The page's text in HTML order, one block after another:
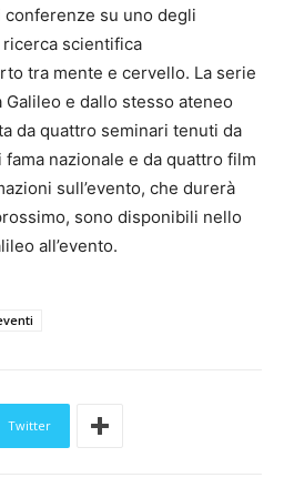
su uno degli
scientifica
tra mente e cervello. La serie
e dallo stesso ateneo
da quattro seminari tenuti da
nazionale e da quattro film
sull’evento, che durerà
sono disponibili nello
all’evento.
Twitter